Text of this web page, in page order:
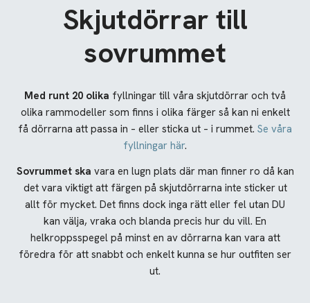
Skjutdörrar till
sovrummet
Med runt 20 olika fyllningar till våra skjutdörrar och två
olika rammodeller som finns i olika färger så kan ni enkelt
få dörrarna att passa in – eller sticka ut – i rummet. Se våra
fyllningar här.
Sovrummet ska vara en lugn plats där man finner ro då kan
det vara viktigt att färgen på skjutdörrarna inte sticker ut
allt för mycket. Det finns dock inga rätt eller fel utan DU
kan välja, vraka och blanda precis hur du vill. En
helkroppsspegel på minst en av dörrarna kan vara att
föredra för att snabbt och enkelt kunna se hur outfiten ser
ut.